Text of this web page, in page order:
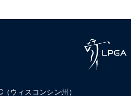
ウィスコンシン州）